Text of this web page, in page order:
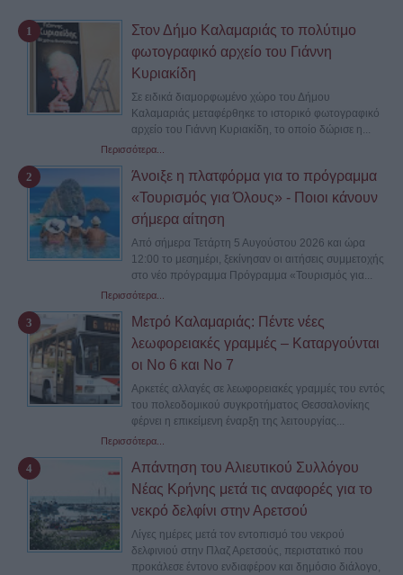
Στον Δήμο Καλαμαριάς το πολύτιμο
φωτογραφικό αρχείο του Γιάννη
Κυριακίδη
Σε ειδικά διαμορφωμένο χώρο του Δήμου
Καλαμαριάς μεταφέρθηκε το ιστορικό φωτογραφικό
αρχείο του Γιάννη Κυριακίδη, το οποίο δώρισε η...
Περισσότερα...
Άνοιξε η πλατφόρμα για το πρόγραμμα
«Τουρισμός για Όλους» - Ποιοι κάνουν
σήμερα αίτηση
Από σήμερα Τετάρτη 5 Αυγούστου 2026 και ώρα
12:00 το μεσημέρι, ξεκίνησαν οι αιτήσεις συμμετοχής
στο νέο πρόγραμμα Πρόγραμμα «Τουρισμός για...
Περισσότερα...
Μετρό Καλαμαριάς: Πέντε νέες
λεωφορειακές γραμμές – Καταργούνται
οι Νο 6 και Νο 7
Αρκετές αλλαγές σε λεωφορειακές γραμμές του εντός
του πολεοδομικού συγκροτήματος Θεσσαλονίκης
φέρνει η επικείμενη έναρξη της λειτουργίας...
Περισσότερα...
Απάντηση του Αλιευτικού Συλλόγου
Νέας Κρήνης μετά τις αναφορές για το
νεκρό δελφίνι στην Αρετσού
Λίγες ημέρες μετά τον εντοπισμό του νεκρού
δελφινιού στην Πλαζ Αρετσούς, περιστατικό που
προκάλεσε έντονο ενδιαφέρον και δημόσιο διάλογο,